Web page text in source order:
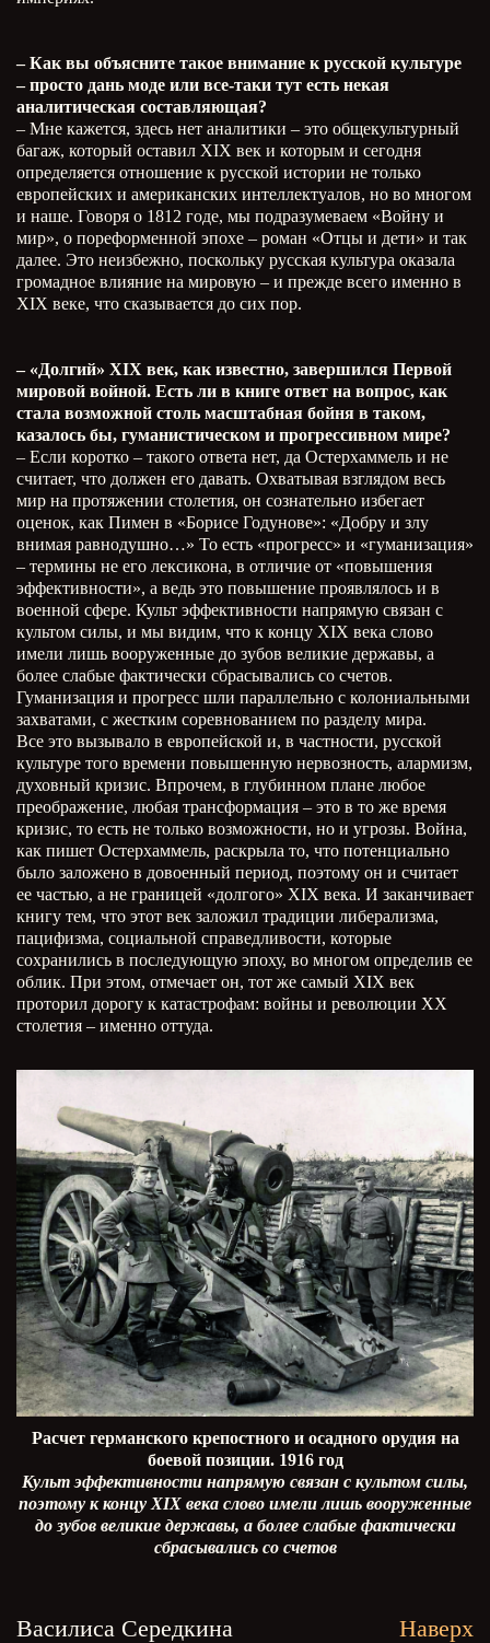
– Как вы объясните такое внимание к русской культуре
– просто дань моде или все-таки тут есть некая
аналитическая составляющая?
– Мне кажется, здесь нет аналитики – это общекультурный
багаж, который оставил XIX век и которым и сегодня
определяется отношение к русской истории не только
европейских и американских интеллектуалов, но во многом
и наше. Говоря о 1812 годе, мы подразумеваем «Войну и
мир», о пореформенной эпохе – роман «Отцы и дети» и так
далее. Это неизбежно, поскольку русская культура оказала
громадное влияние на мировую – и прежде всего именно в
XIX веке, что сказывается до сих пор.
– «Долгий» XIX век, как известно, завершился Первой
мировой войной. Есть ли в книге ответ на вопрос, как
стала возможной столь масштабная бойня в таком,
казалось бы, гуманистическом и прогрессивном мире?
– Если коротко – такого ответа нет, да Остерхаммель и не
считает, что должен его давать. Охватывая взглядом весь
мир на протяжении столетия, он сознательно избегает
оценок, как Пимен в «Борисе Годунове»: «Добру и злу
внимая равнодушно…» То есть «прогресс» и «гуманизация»
– термины не его лексикона, в отличие от «повышения
эффективности», а ведь это повышение проявлялось и в
военной сфере. Культ эффективности напрямую связан с
культом силы, и мы видим, что к концу XIX века слово
имели лишь вооруженные до зубов великие державы, а
более слабые фактически сбрасывались со счетов.
Гуманизация и прогресс шли параллельно с колониальными
захватами, с жестким соревнованием по разделу мира.
Все это вызывало в европейской и, в частности, русской
культуре того времени повышенную нервозность, алармизм,
духовный кризис. Впрочем, в глубинном плане любое
преображение, любая трансформация – это в то же время
кризис, то есть не только возможности, но и угрозы. Война,
как пишет Остерхаммель, раскрыла то, что потенциально
было заложено в довоенный период, поэтому он и считает
ее частью, а не границей «долгого» XIX века. И заканчивает
книгу тем, что этот век заложил традиции либерализма,
пацифизма, социальной справедливости, которые
сохранились в последующую эпоху, во многом определив ее
облик. При этом, отмечает он, тот же самый XIX век
проторил дорогу к катастрофам: войны и революции ХХ
столетия – именно оттуда.
Расчет германского крепостного и осадного орудия на
боевой позиции. 1916 год
Культ эффективности напрямую связан с культом силы,
поэтому к концу XIX века слово имели лишь вооруженные
до зубов великие державы, а более слабые фактически
сбрасывались со счетов
Василиса Середкина Наверх